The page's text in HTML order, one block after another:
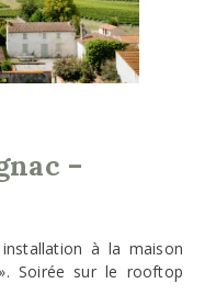
–
à la maison
Soirée sur le rooftop